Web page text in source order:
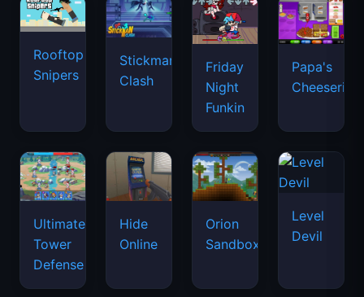
Rooftop
Snipers
Stickman
Clash
Friday
Night
Funkin
Papa's
Cheeseria
Ultimate
Tower
Defense
Hide
Online
Orion
Sandbox
Level
Devil